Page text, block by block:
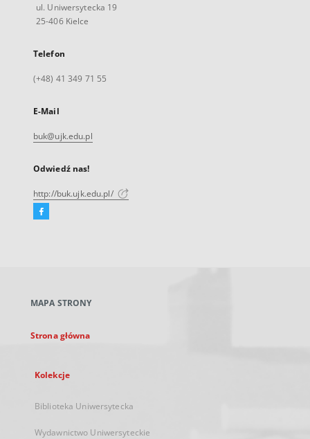
ul. Uniwersytecka 19
25-406 Kielce
Telefon
(+48) 41 349 71 55
E-Mail
buk@ujk.edu.pl
Odwiedź nas!
http://buk.ujk.edu.pl/
Facebook
karcie
MAPA STRONY
Strona główna
Kolekcje
Biblioteka Uniwersytecka
Wydawnictwo Uniwersyteckie